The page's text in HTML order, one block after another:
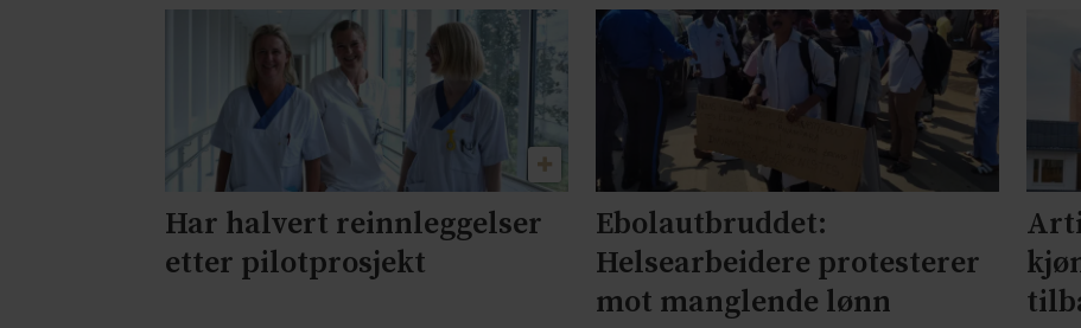
Har halvert reinnleggelser
etter pilotprosjekt
Ebolautbruddet:
Helsearbeidere protesterer
mot manglende lønn